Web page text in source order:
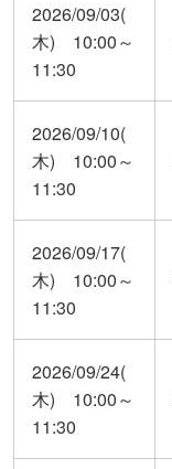
2026/09/03(
木) 10:00～
11:30
2026/09/10(
木) 10:00～
11:30
2026/09/17(
木) 10:00～
11:30
2026/09/24(
木) 10:00～
11:30